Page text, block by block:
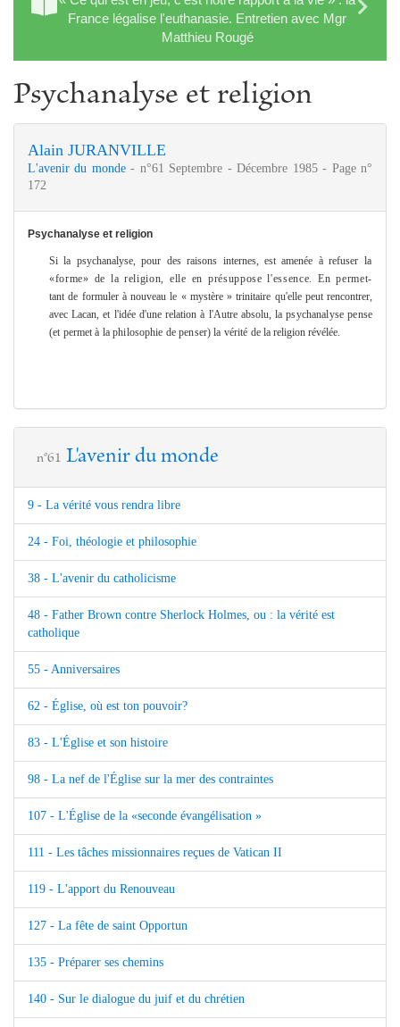
France légalise l'euthanasie. Entretien avec Mgr
Matthieu Rougé
Psychanalyse et religion
Alain JURANVILLE
L'avenir du monde- n°61 Septembre - Décembre 1985 - Page n°
172
Psychanalyse et religion
Si la psychanalyse, pour des raisons internes, est amenée à refuser la
«forme» de la religion, elle en présuppose l'essence. En permet-
tant de formuler à nouveau le « mystère » trinitaire qu'elle peut rencontrer,
avec Lacan, et l'idée d'une relation à l'Autre absolu, lapsychanalyse pense
(et permet à la philosophie de penser) la vérité de la religion révélée.
n°61 L'avenir du monde
9 - La vérité vous rendra libre
24 - Foi, théologie et philosophie
38 - L'avenir du catholicisme
48 - Father Brown contre Sherlock Holmes, ou : la vérité est
catholique
55 - Anniversaires
62 - Église, où est ton pouvoir?
83 - L'Église et son histoire
98 - La nef de l'Église sur la mer des contraintes
107 - L'Église de la «seconde évangélisation »
111 - Les tâches missionnaires reçues de Vatican II
119 - L'apport du Renouveau
127 - La fête de saint Opportun
135 - Préparer ses chemins
140 - Sur le dialogue du juif et du chrétien